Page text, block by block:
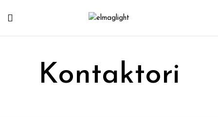
Kontaktori